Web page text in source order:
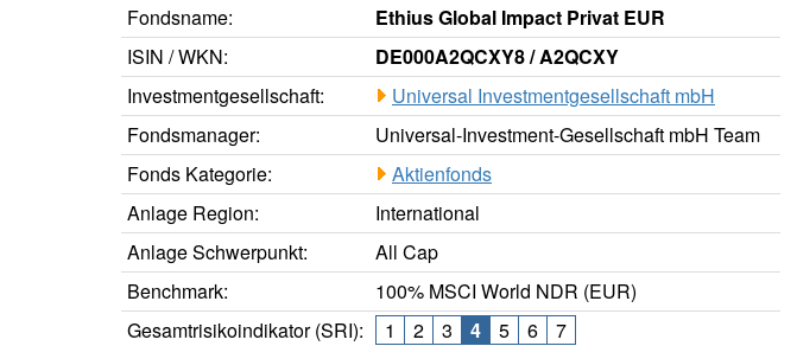
Fondsname:
Ethius Global Impact Privat EUR
ISIN / WKN:
DE000A2QCXY8 / A2QCXY
Investmentgesellschaft:
Universal Investmentgesellschaft mbH
Fondsmanager:
Universal-Investment-Gesellschaft mbH Team
Fonds Kategorie:
Aktienfonds
Anlage Region:
International
Anlage Schwerpunkt:
All Cap
Benchmark:
100% MSCI World NDR (EUR)
Gesamtrisikoindikator (SRI):
1 2 3 4 5 6
7